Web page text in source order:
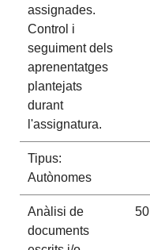
assignades.
Control i
seguiment dels
aprenentatges
plantejats
durant
l'assignatura.
Tipus:
Autònomes
Anàlisi de
documents
50